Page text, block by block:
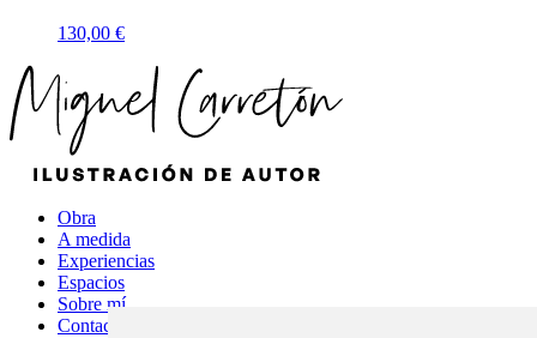
130,00 €
Obra
A medida
Experiencias
Espacios
Sobre mí
Contacto